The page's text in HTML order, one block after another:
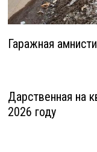
Гаражная
Дарственная на
2026 году